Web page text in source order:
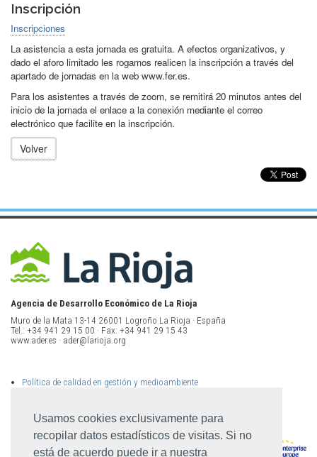
Usamos cookies exclusivamente para
recopilar datos estadísticos de visitas. Si no
está de acuerdo puede ir a nuestra
Inscripción
Inscripciones
La asistencia a esta jornada es gratuita. A efectos organizativos, y
dado el aforo limitado les rogamos realicen la inscripción a través del
apartado de jornadas en la web www.fer.es.
Para los asistentes a través de zoom, se remitirá 20 minutos antes del
inicio de la jornada el enlace a la conexión mediante el correo
electrónico que facilite en la inscripción.
Volver
Agencia de Desarrollo Económico de La Rioja
Muro de la Mata 13-14 26001 Logroño La Rioja · España
Tel.: +34 941 29 15 00 · Fax: +34 941 29 15 43
www.ader.es · ader@larioja.org
Política de calidad en gestión y medioambiente
Mapa del sitio